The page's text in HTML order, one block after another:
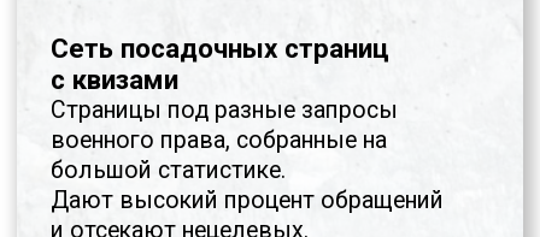
фразы в конкретном городе;
контроль нецелевого трафика
через списки минус-слов и
поведенческие фильтры.
За счёт этого реклама даёт
стабильный и прогнозируемый
поток обращений, а стоимость лида
находится в расчётных пределах с
первых дней работы.